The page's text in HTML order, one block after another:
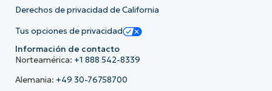
Derechos de privacidad de California
Tus opciones de privacidad
Información de contacto
Norteamérica: +1 888 542-8339
Alemania: +49 30-76758700